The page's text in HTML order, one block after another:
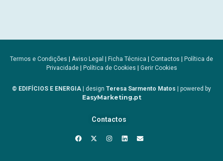
Termos e Condições | Aviso Legal | Ficha Técnica | Contactos | Política de
Privacidade| Política de Cookies | Gerir Cookies
© EDIFÍCIOS E ENERGIA | design Teresa Sarmento Matos | powered by
EasyMarketing.pt
Contactos